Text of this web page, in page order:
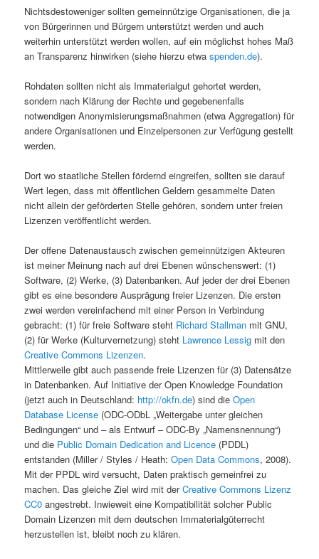
Nichtsdestoweniger sollten gemeinnützige Organisationen, die ja
von Bürgerinnen und Bürgern unterstützt werden und auch
weiterhin unterstützt werden wollen, auf ein möglichst hohes Maß
an Transparenz hinwirken (siehe hierzu etwaspenden.de).
Rohdaten sollten nicht als Immaterialgut gehortet werden,
sondern nach Klärung der Rechte und gegebenenfalls
notwendigen Anonymisierungsmaßnahmen (etwa Aggregation) für
andere Organisationen und Einzelpersonen zur Verfügung gestellt
werden.
Dort wo staatliche Stellen fördernd eingreifen, sollten sie darauf
Wert legen, dass mit öffentlichen Geldern gesammelte Daten
nicht allein der geförderten Stelle gehören, sondern unter freien
Lizenzen veröffentlicht werden.
Der offene Datenaustausch zwischen gemeinnützigen Akteuren
ist meiner Meinung nach auf drei Ebenen wünschenswert: (1)
Software, (2) Werke, (3) Datenbanken. Auf jeder der drei Ebenen
gibt es eine besondere Ausprägung freier Lizenzen. Die ersten
zwei werden vereinfachend mit einer Person in Verbindung
gebracht: (1) für freie Software steht Richard Stallman mit GNU,
(2) für Werke (Kulturvernetzung) steht Lawrence Lessig mit den
Creative Commons Lizenzen.
Mittlerweile gibt auch passende freie Lizenzen für (3) Datensätze
in Datenbanken. Auf Initiative der Open Knowledge Foundation
(jetzt auch in Deutschland: http://okfn.de) sind dieOpen
Database License (ODC-ODbL „Weitergabe unter gleichen
Bedingungen“ und – als Entwurf – ODC-By „Namensnennung“)
und die Public Domain Dedication and Licence (PDDL)
entstanden (Miller / Styles / Heath:Open Data Commons, 2008).
Mit der PPDL wird versucht, Daten praktisch gemeinfrei zu
machen. Das gleiche Ziel wird mit derCreative Commons Lizenz
CC0 angestrebt. Inwieweit eine Kompatibilität solcher Public
Domain Lizenzen mit dem deutschen Immaterialgüterrecht
herzustellen ist, bleibt noch zu klären.